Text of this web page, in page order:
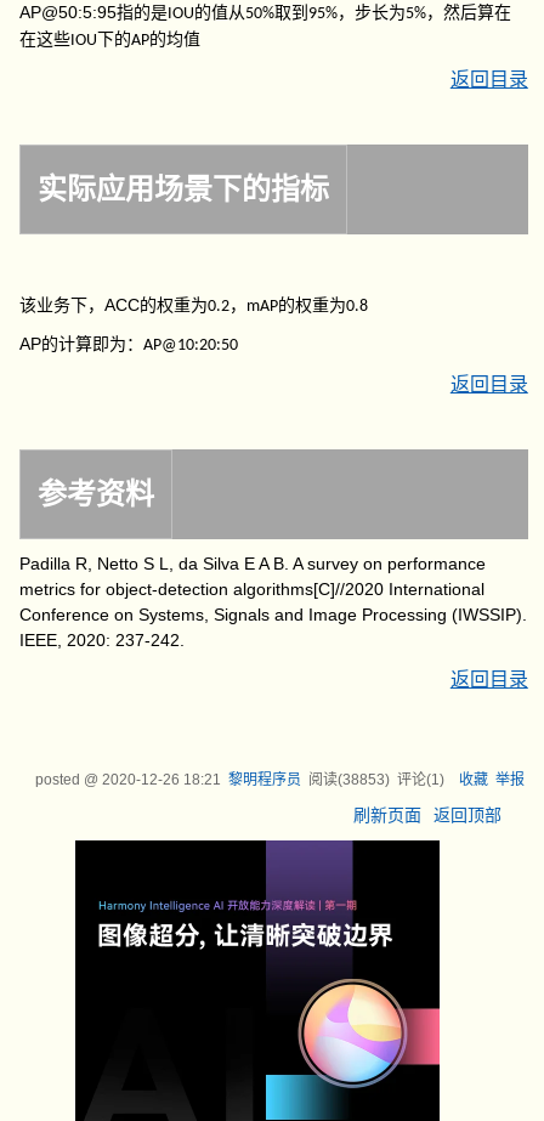
AP@50:5:95指的是 IOU的值从 50%取到 95%，步长为5%，然后算在
在这些 IOU 下的AP的均值
返回目录
实际应用场景下的指标
该业务下，ACC的权重为0.2， mAP的权重为0.8
AP的计算即为：AP@10:20:50
返回目录
参考资料
Padilla R, Netto S L, da Silva E A B. A survey on performance
metrics for object-detection algorithms[C]//2020 International
Conference on Systems, Signals and Image Processing (IWSSIP).
IEEE, 2020: 237-242.
返回目录
posted @ 2020-12-26 18:21 黎明程序员 阅读(38853) 评论(1 ) 收藏 举报
刷新页面 返回顶部